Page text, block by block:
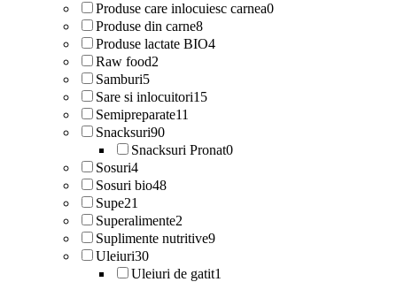
Produse care inlocuiesc carnea0
Produse din carne8
Produse lactate BIO4
Raw food2
Samburi5
Sare si inlocuitori15
Semipreparate11
Snacksuri90
Snacksuri Pronat0
Sosuri4
Sosuri bio48
Supe21
Superalimente2
Suplimente nutritive9
Uleiuri30
Uleiuri de gatit1